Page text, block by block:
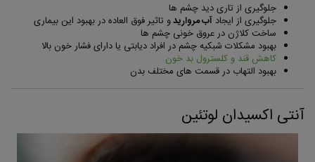
جلوگیری از تاری دید چشم ها
جلوگیری از ایجاد آب مرواریدو تاثیر فوق العاده در بهبود این بیماری
ساخت کلاژن در عروق خونی چشم ها
بهبود مشکلات شبکیه چشم در افراد دیابتی یا دارای فشار خون بالا
کاهش قند و کلسترول بد خون
بهبود التهاب در قسمت های مختلف بدن
آنتی اکسیدان لوتئین